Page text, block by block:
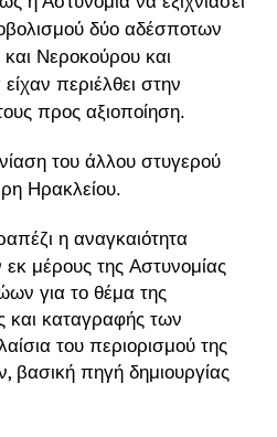
δύο αδέσποτων
Νεροκούρου και
περιέλθει στην
προς αξιοποίηση.
του άλλου στυγερού
Ηρακλείου.
η αναγκαιότητα
μέρους της Αστυνομίας
για το θέμα της
και καταγραφής των
του περιορισμού της
βασική πηγή δημιουργίας